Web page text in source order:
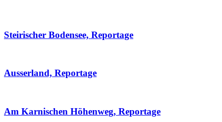
Steirischer Bodensee, Reportage
Ausserland, Reportage
Am Karnischen Höhenweg, Reportage